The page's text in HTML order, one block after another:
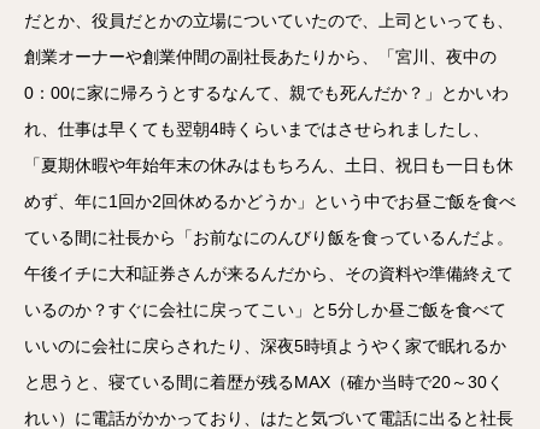
だとか、役員だとかの立場についていたので、上司といっても、
創業オーナーや創業仲間の副社長あたりから、「宮川、夜中の
0：00に家に帰ろうとするなんて、親でも死んだか？」とかいわ
れ、仕事は早くても翌朝4時くらいまではさせられましたし、
「夏期休暇や年始年末の休みはもちろん、土日、祝日も一日も休
めず、年に1回か2回休めるかどうか」という中でお昼ご飯を食べ
ている間に社長から「お前なにのんびり飯を食っているんだよ。
午後イチに大和証券さんが来るんだから、その資料や準備終えて
いるのか？すぐに会社に戻ってこい」と5分しか昼ご飯を食べて
いいのに会社に戻らされたり、深夜5時頃ようやく家で眠れるか
と思うと、寝ている間に着歴が残るMAX（確か当時で20～30く
れい）に電話がかかっており、はたと気づいて電話に出ると社長